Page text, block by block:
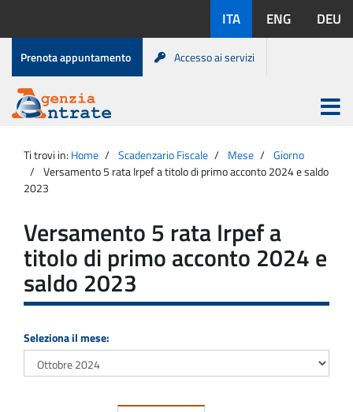
contenuto
disponibili:
ITA ENG DEU
Menu
di
servizio
Prenota appuntamento Accesso ai servizi
Agenzia
Entrate
Apri
menu
principale
Ti trovi in: Home Scadenzario Fiscale Mese
Giorno
Versamento 5 rata Irpef a titolo di primo acconto 2024 e saldo
2023
Versamento 5 rata Irpef a
titolo di primo acconto 2024 e
saldo 2023
Seleziona il mese: